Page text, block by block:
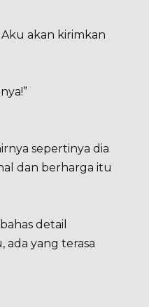
Aku akan kirimkan
sepertinya dia
dan berharga itu
detail
ada yang terasa